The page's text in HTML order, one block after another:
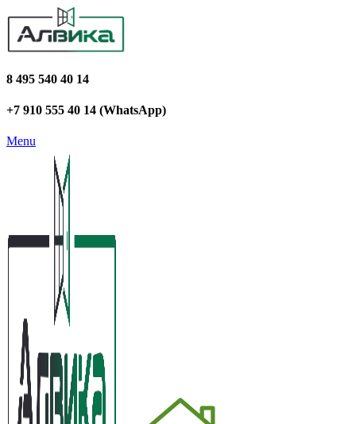
8 495 540 40 14
+7 910 555 40 14 (WhatsApp)
Menu